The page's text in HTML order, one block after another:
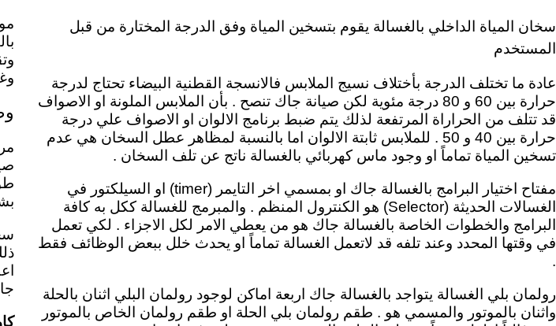
سخان المياة الداخلي بالغسالة يقوم بتسخين المياة وفق الدرجة المختارة من قبل
المستخدم
عادة ما تختلف الدرجة بأختلاف نسيج الملابس فالانسجة القطنية البيضاء تحتاج لدرجة
حرارة بين 60 و 80 درجة مئوية لكن صيانة جاك تنصح . بأن الملابس الملونة او الاصواف
قد تتلف من الحراراة المرتفعة لذلك يتم ضبط برنامج الالوان او الاصواف علي درجة
حرارة بين 40 و 50 . للملابس ثابتة الالوان اما بالنسبة لمظاهر عطل السخان هي عدم
تسخين المياة تماماً او وجود ماس كهربائي بالغسالة ناتج عن تلف السخان .
مفتاح اختيار البرامج بالغسالة جاك او بمسمي اخر التايمر (timer) او السيلكتور في
الغسالات الحديثة (Selector) هو الكنترول المنظم . والمبرمج للغسالة ككل به كافة
البرامج والخطوات الخاصة بالغسالة جاك هو من يعطي الامر لكل الاجزاء . لكي تعمل
في وقتها المحدد وعند تلفه قد لاتعمل الغسالة تماماً او يحدث خلل ببعض الوظائف فقط
.
رولمان بلي الغسالة يتواجد بالغسالة جاك اربعة اماكن لوجود رولمان البلي اثنان بالحلة
واثنان بالموتور والمسمي هو . طقم رولمان بلي الحلة او طقم رولمان الخاص بالموتور